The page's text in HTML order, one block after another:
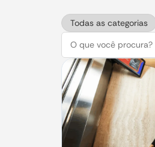
Todas as categorias